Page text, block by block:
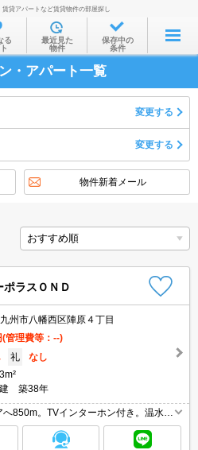
屋を探す
沿線・駅から
住所から
物件特集から
不動産会社から
TOP
貸アパートなど賃貸物件の部屋探し
る
最近見た
物件
保存中の
条件
・アパート一覧
変更する
変更する
物件新着メール
ポラスＯＮＤ
州市八幡西区陣原４丁目
(管理費等：--)
礼
なし
築38年
850m。TVインターホン付き。温水洗